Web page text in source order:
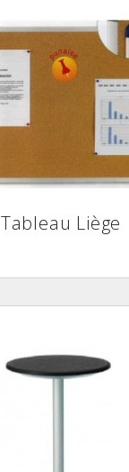
Tableau Liège